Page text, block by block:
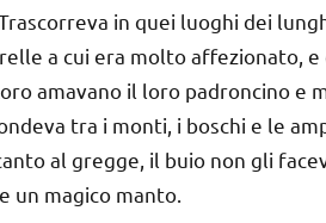
in quei luoghi dei
a cui era molto affezionato,
amavano il loro padroncino e
tra i monti, i boschi e le
al gregge, il buio non gli
un magico manto.